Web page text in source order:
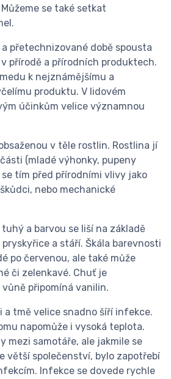
se také setkat
přetechnizované době spousta
přírodě a přírodních produktech.
k nejznámějšímu a
produktu. V lidovém
účinkům velice významnou
v těle rostlin. Rostlina jí
(mladé výhonky, pupeny
tím před přírodními vlivy jako
nebo mechanické
tuhý a barvou se liší na základě
a stáří. Škála barevnosti
po červenou, ale také může
či zelenkavé. Chuť je
připomíná vanilin.
a tmě velice snadno šíří infekce.
napomůže i vysoká teplota.
mezi samotáře, ale jakmile se
větší společenství, bylo zapotřebí
Infekce se dovede rychle